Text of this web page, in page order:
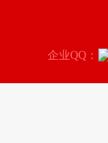
企业QQ：